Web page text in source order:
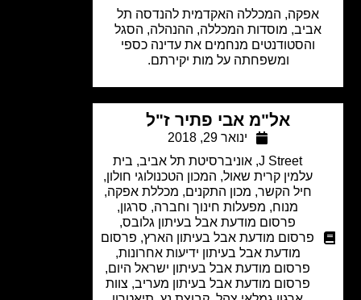
אפקה, המכללה האקדמית להנדסה תל
מוסדות המכללה, ההנהלה, הסגל
והסטודנטים מנחמים את עדינה כספי
ומשפחתה על מות יקירתם.
אל"מ אבי פתיר ז"ל
ינואר 29, 2018
J Street
,אוניברסיטת תל אביב,בית
עלמין קרית שאול,המכון הטכנולוגי חולון,
חיל הקשר, מכון התקנים ,מכללת אפקה,
מפעלות חינוך וחברה, סרגון,
פרסום מודעת אבל בעיתון גלובס,
פרסום מודעת אבל בעיתון הארץ,פרסום
מודעת אבל בעיתון ידיעות אחרונות,
פרסום מודעת אבל בעיתון ישראל היום,
פרסום מודעת אבל בעיתון מעריב, צוות